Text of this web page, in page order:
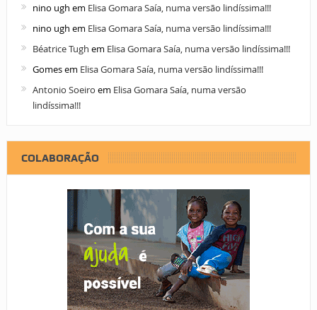
nino ugh em Elisa Gomara Saía, numa versão lindíssima!!!
nino ugh em Elisa Gomara Saía, numa versão lindíssima!!!
Béatrice Tugh em Elisa Gomara Saía, numa versão lindíssima!!!
Gomesem Elisa Gomara Saía, numa versão lindíssima!!!
Antonio Soeiro em Elisa Gomara Saía, numa versão
lindíssima!!!
COLABORAÇÃO